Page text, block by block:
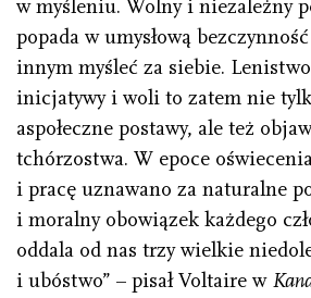
w myśleniu. Wolny i niezależny
popada w umysłową
innym myśleć za siebie.
inicjatywy i woli to zatem nie
aspołeczne postawy, ale też
tchórzostwa. W epoce
i pracę uznawano za naturalne
i moralny obowiązek każdego
oddala od nas trzy wielkie
i ubóstwo” – pisał Voltaire w